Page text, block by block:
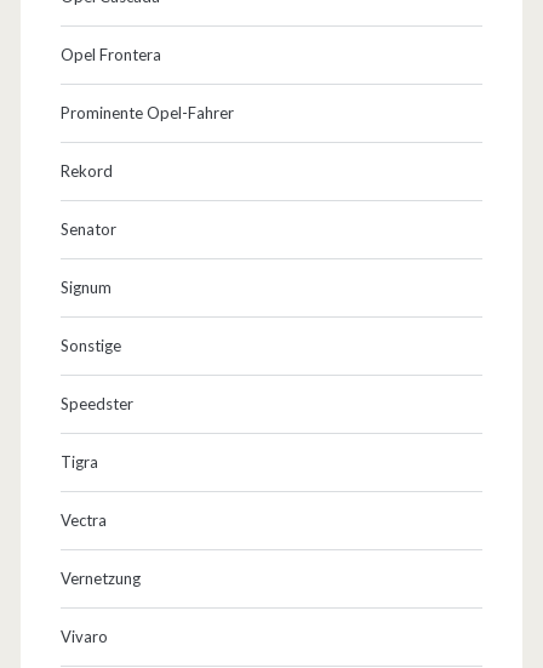
Opel Frontera
Prominente Opel-Fahrer
Rekord
Senator
Signum
Sonstige
Speedster
Tigra
Vectra
Vernetzung
Vivaro